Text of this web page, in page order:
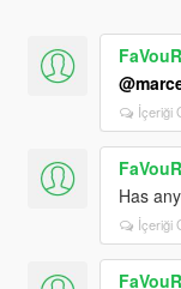
İçeriği
Has
İçeriği